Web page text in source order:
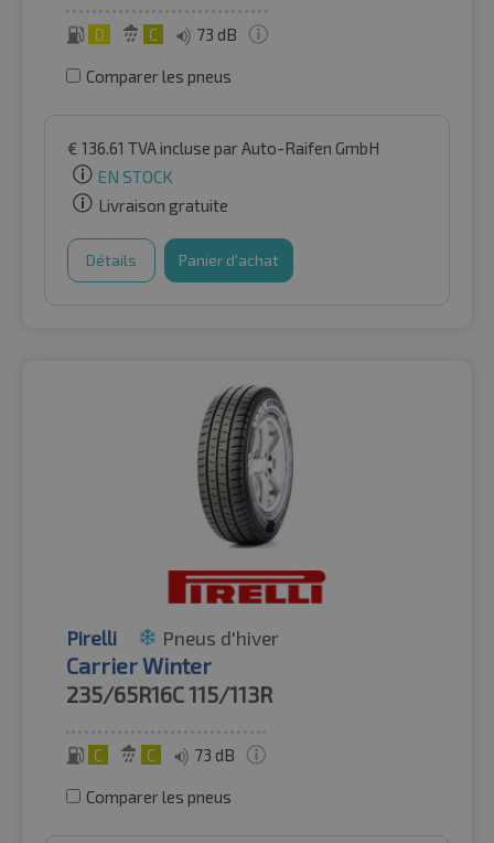
D C 73 dB
Comparer les pneus
€ 136.61 TVA incluse par Auto-Raifen GmbH
EN STOCK
Livraison gratuite
Détails Panier d'achat
Pirelli Pneus d'hiver
Carrier Winter
235/65R16C115/113R
C C 73 dB
Comparer les pneus